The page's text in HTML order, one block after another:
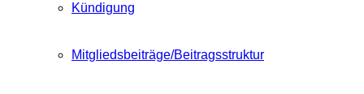
Kündigung
Mitgliedsbeiträge/Beitragsstruktur